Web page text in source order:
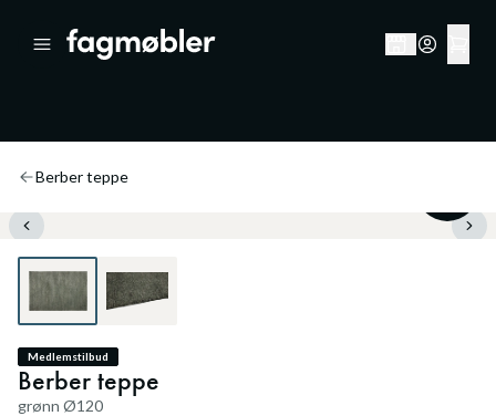
Berber teppe
Medlemstilbud
Berber teppe
grønn Ø120